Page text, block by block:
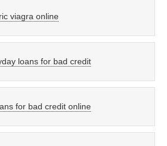
viagra online
loans for bad credit
for bad credit online